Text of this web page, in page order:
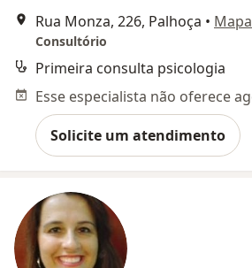
Rua Monza, 226, Palhoça • Mapa
Consultório
Primeira consulta psicologia
Solicite um atendimento